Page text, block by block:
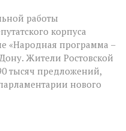
работы
корпуса
«Народная программа –
Жители Ростовской
тысяч предложений,
нового